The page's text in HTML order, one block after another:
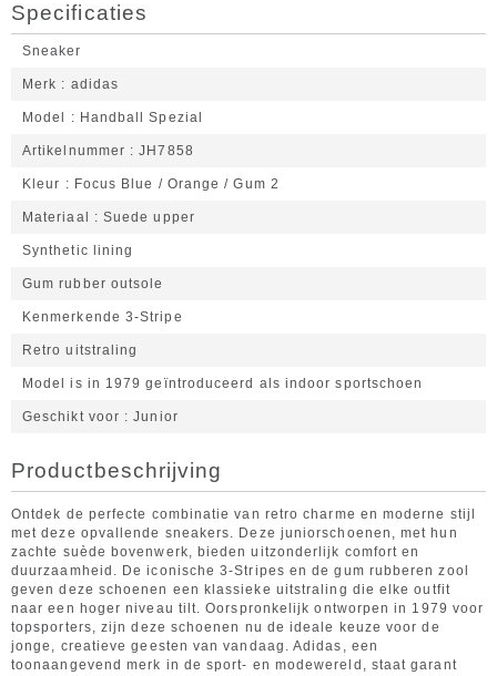
Specificaties
Sneaker
Merk adidas
Model Handball Spezial
Artikelnummer JH7858
Kleur Focus Blue / Orange / Gum 2
Materiaal Suede upper
Synthetic lining
Gum rubber outsole
Kenmerkende 3-Stripe
Retro uitstraling
Model is in 1979 geïntroduceerd als indoor sportschoen
Geschikt voor Junior
Productbeschrijving
Ontdek de perfecte combinatie van retro charme en moderne stijl
met deze opvallende sneakers. Deze juniorschoenen, met hun
zachte suède bovenwerk, bieden uitzonderlijk comfort en
duurzaamheid. De iconische 3-Stripes en de gum rubberen zool
geven deze schoenen een klassieke uitstraling die elke outfit
naar een hoger niveau tilt. Oorspronkelijk ontworpen in 1979 voor
topsporters, zijn deze schoenen nu de ideale keuze voor de
jonge, creatieve geesten van vandaag. Adidas, een
toonaangevend merk in de sport- en modewereld, staat garant